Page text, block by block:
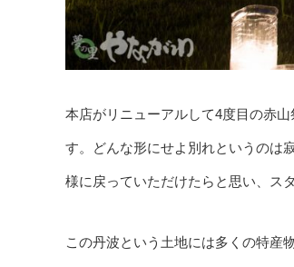
本店がリニューアルして4度目の赤
す。どんな形にせよ別れというのは
様に戻っていただけたらと思い、ス
この丹波という土地には多くの特産